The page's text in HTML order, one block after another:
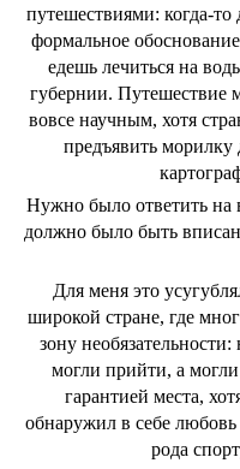
путешествиями: когда-
формальное
едешь лечиться на
губернии. Путешествие
вовсе научным, хотя
предъявить морилку
Нужно было ответить на
должно было быть
Для меня это
широкой стране, где
зону
могли прийти, а
гарантией места,
обнаружил в себе любовь
рода